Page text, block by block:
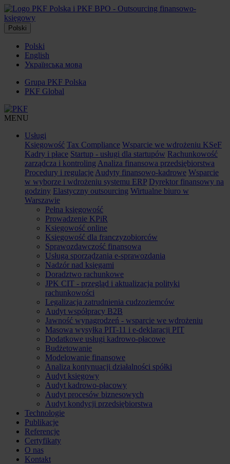
Polski
Polski
English
Українська мова
Grupa PKF Polska
PKF Global
MENU
Usługi
Księgowość Tax Compliance Wsparcie we wdrożeniu KSeF
Kadry i płace Startup - usługi dla startupów Rachunkowość
zarządcza i kontroling Analiza finansowa przedsiębiorstwa
Procedury i regulacje Audyty finansowo-kadrowe Wsparcie
w wyborze i wdrożeniu systemu ERP Dyrektor finansowy na
godziny Elastyczny outsourcing Wirtualne biuro w
Warszawie
Pełna księgowość
Prowadzenie KPiR
Księgowość online
Księgowość dla franczyzobiorców
Sprawozdawczość finansowa
Usługa sporządzania e-sprawozdania
Nadzór nad księgami
Doradztwo rachunkowe
JPK CIT - przegląd i aktualizacja polityki
rachunkowości
Legalizacja zatrudnienia cudzoziemców
Audyt współpracy B2B
Jawność wynagrodzeń - wsparcie we wdrożeniu
Masowa wysyłka PIT-11 i e-deklaracji PIT
Dodatkowe usługi kadrowo-płacowe
Budżetowanie
Modelowanie finansowe
Analiza kontynuacji działalności spółki
Audyt księgowy
Audyt kadrowo-płacowy
Audyt procesów biznesowych
Audyt kondycji przedsiębiorstwa
Technologie
Publikacje
Referencje
Certyfikaty
O nas
Kontakt